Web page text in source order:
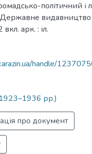
політичний і
Державне
арк. : іл.
handle/
рр.)
про документ